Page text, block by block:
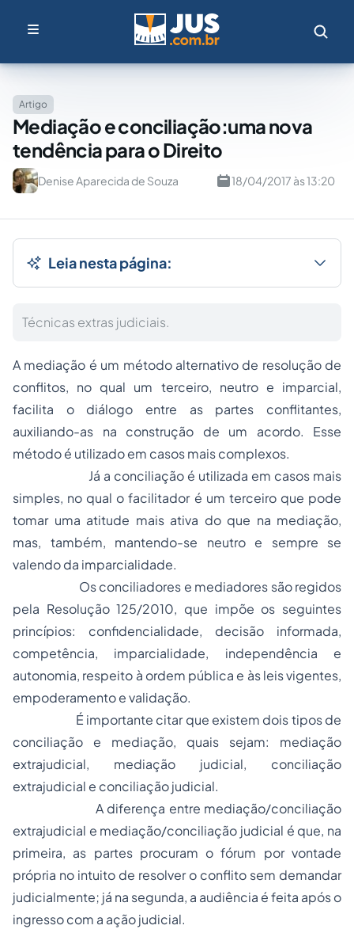
Artigo
Mediação e conciliação:uma nova
tendência para o Direito
Denise Aparecida de Souza 18/04/2017 às 13:20
Leia nesta página:
Técnicas extras judiciais.
A mediação é um método alternativo de resolução de
conflitos, no qual um terceiro, neutro e imparcial,
facilita o diálogo entre as partes conflitantes,
auxiliando-as na construção de um acordo. Esse
método é utilizado em casos mais complexos.
Já a conciliação é utilizada em casos mais
simples, no qual o facilitador é um terceiro que pode
tomar uma atitude mais ativa do que na mediação,
mas, também, mantendo-se neutro e sempre se
valendo da imparcialidade.
Os conciliadores e mediadores são regidos
pela Resolução 125/2010, que impõe os seguintes
princípios: confidencialidade, decisão informada,
competência, imparcialidade, independência e
autonomia, respeito à ordem pública e às leis vigentes,
empoderamento e validação.
É importante citar que existem dois tipos de
conciliação e mediação, quais sejam: mediação
extrajudicial, mediação judicial, conciliação
extrajudicial e conciliação judicial.
A diferença entre mediação/conciliação
extrajudicial e mediação/conciliação judicial é que, na
primeira, as partes procuram o fórum por vontade
própria no intuito de resolver o conflito sem demandar
judicialmente; já na segunda, a audiência é feita após o
ingresso com a ação judicial.